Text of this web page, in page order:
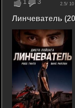
1 3 2.5/ 10
Линчеватель